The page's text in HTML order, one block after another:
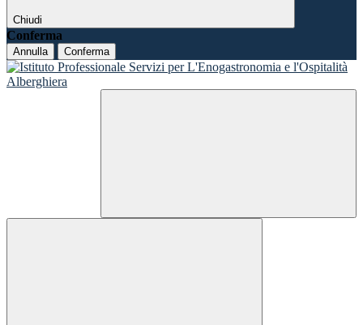
Chiudi
Conferma
Annulla Conferma